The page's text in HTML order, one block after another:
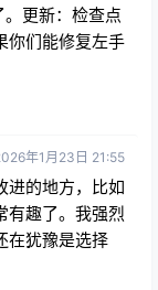
。更新：检查点
你们能修复左手
年1月23日 21:55
进的地方，比如
有趣了。我强烈
在犹豫是选择